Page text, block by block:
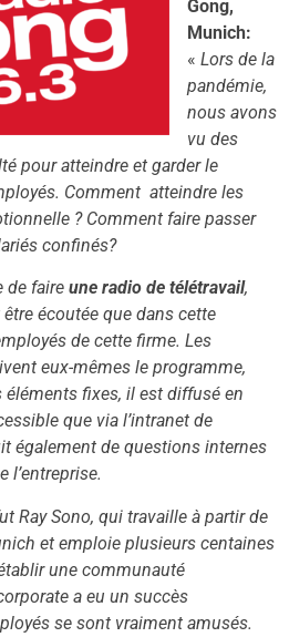
Gong,
Munich:
« Lors de la
pandémie,
nous avons
vu des
pour atteindre et garder le
Comment atteindre les
? Comment faire passer
confinés?
de faire une radio de télétravail,
écoutée que dans cette
de cette firme. Les
eux-mêmes le programme,
fixes, il est diffusé en
que via l’intranet de
également de questions internes
l’entreprise.
Ray Sono, qui travaille à partir de
et emploie plusieurs centaines
une communauté
a eu un succès
se sont vraiment amusés.